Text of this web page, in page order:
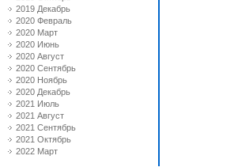
2019 Декабрь
2020 Февраль
2020 Март
2020 Июнь
2020 Август
2020 Сентябрь
2020 Ноябрь
2020 Декабрь
2021 Июль
2021 Август
2021 Сентябрь
2021 Октябрь
2022 Март